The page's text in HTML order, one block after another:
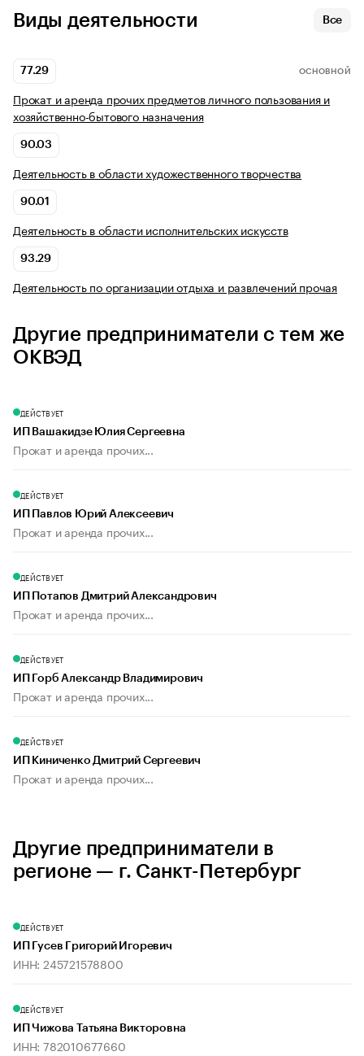
Виды деятельности Все
77.29 ОСНОВНОЙ
Прокат и аренда прочих предметов личного пользования и
хозяйственно-бытового назначения
90.03
Деятельность в области художественного творчества
90.01
Деятельность в области исполнительских искусств
93.29
Деятельность по организации отдыха и развлечений прочая
Другие предприниматели с тем же
ОКВЭД
ДЕЙСТВУЕТ
ИП Вашакидзе Юлия Сергеевна
Прокат и аренда прочих...
ДЕЙСТВУЕТ
ИП Павлов Юрий Алексеевич
Прокат и аренда прочих...
ДЕЙСТВУЕТ
ИП Потапов Дмитрий Александрович
Прокат и аренда прочих...
ДЕЙСТВУЕТ
ИП Горб Александр Владимирович
Прокат и аренда прочих...
ДЕЙСТВУЕТ
ИП Киниченко Дмитрий Сергеевич
Прокат и аренда прочих...
Другие предприниматели в
регионе — г. Санкт-Петербург
ДЕЙСТВУЕТ
ИП Гусев Григорий Игоревич
ИНН: 245721578800
ДЕЙСТВУЕТ
ИП Чижова Татьяна Викторовна
ИНН: 782010677660